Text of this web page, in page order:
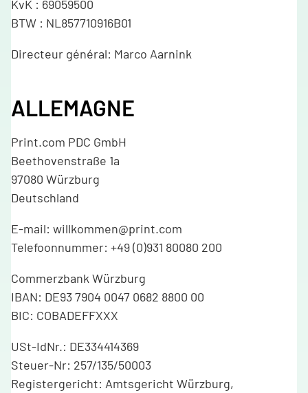
KvK : 69059500
BTW : NL857710916B01
Directeur général: Marco Aarnink
ALLEMAGNE
Print.com PDC GmbH
Beethovenstraße 1a
97080 Würzburg
Deutschland
E-mail: willkommen@print.com
Telefoonnummer: +49 (0)931 80080 200
Commerzbank Würzburg
IBAN: DE93 7904 0047 0682 8800 00
BIC: COBADEFFXXX
USt-IdNr.: DE334414369
Steuer-Nr: 257/135/50003
Registergericht: Amtsgericht Würzburg,